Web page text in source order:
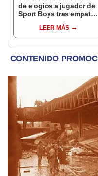
de elogios a jugador de
Sport Boys tras empate
"Ojalá puedas volver
pronto a tu casa"
LEER MÁS